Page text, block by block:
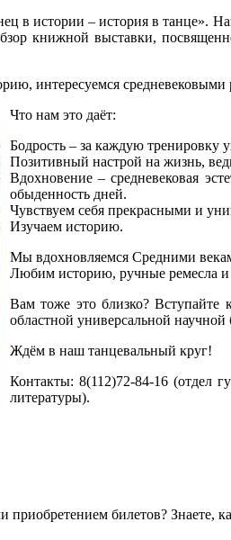
в истории – история в
книжной выставки,
интересуемся средневековыми
Что нам это даёт:
Бодрость – за каждую тренировку
Позитивный настрой на жизнь,
Вдохновение – средневековая
обыденность дней.
Чувствуем себя прекрасными и
Изучаем историю.
Мы вдохновляемся Средними
Любим историю, ручные ремесла
Вам тоже это близко? Вступайте
областной универсальной
Ждём в наш танцевальный круг!
Контакты: 8(112)72-84-16 (отдел
литературы).
билетов? Знаете,